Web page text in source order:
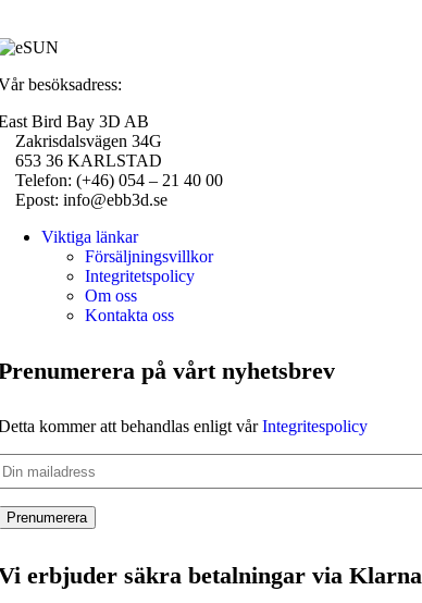
besöksadress:
Bird Bay 3D AB
34G
36 KARLSTAD
(+46) 054 – 21 40 00
info@ebb3d.se
Viktiga länkar
Försäljningsvillkor
Integritetspolicy
Om oss
Kontakta oss
på vårt nyhetsbrev
kommer att behandlas enligt vårIntegritespolicy
erbjuder säkra betalningar via Klarna